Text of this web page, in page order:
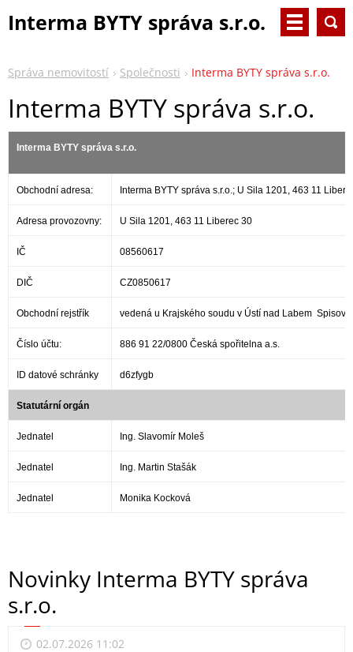
Interma BYTY správa s.r.o.
Správa nemovitostí Společnosti Interma BYTY správa s.r.o.
Interma BYTY správa s.r.o.
Interma BYTY správa s.r.o.
Obchodní adresa: Interma BYTY správa s.r.o.; U Sila 1201, 463 11
Adresa provozovny: U Sila 1201, 463 11 Liberec 30
IČ 08560617
DIČ CZ0850617
Obchodní rejstřík vedená u Krajského soudu v Ústí nad Labem
Číslo účtu: 886 91 22/0800 Česká spořitelna a.s.
ID datové schránky d6zfygb
Statutární orgán
Jednatel Ing. Slavomír Moleš
Jednatel Ing. Martin Stašák
Jednatel Monika Kocková
Novinky Interma BYTY správa
s.r.o.
02.07.2026 11:02